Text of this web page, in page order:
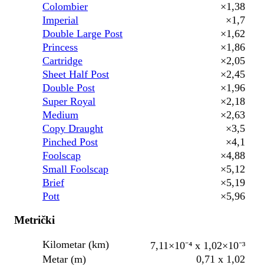
Colombier
×1,38
Imperial
×1,7
Double Large Post
×1,62
Princess
×1,86
Cartridge
×2,05
Sheet Half Post
×2,45
Double Post
×1,96
Super Royal
×2,18
Medium
×2,63
Copy Draught
×3,5
Pinched Post
×4,1
Foolscap
×4,88
Small Foolscap
×5,12
Brief
×5,19
Pott
×5,96
Metrički
Kilometar (km)
7,11×10⁻⁴ x 1,02×10⁻³
Metar (m)
0,71 x 1,02